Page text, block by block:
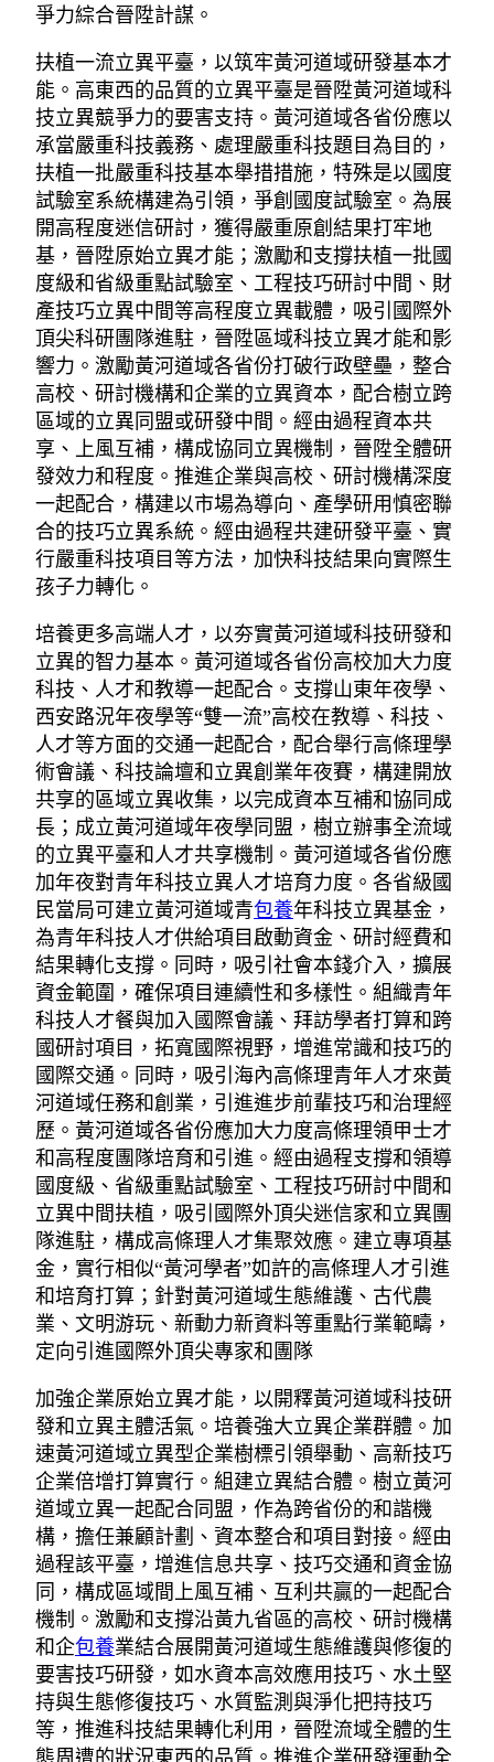
爭力綜合晉陞計謀。
扶植一流立異平臺，以筑牢黃河道域研發基本才
能。高東西的品質的立異平臺是晉陞黃河道域科
技立異競爭力的要害支持。黃河道域各省份應以
承當嚴重科技義務、處理嚴重科技題目為目的，
扶植一批嚴重科技基本舉措措施，特殊是以國度
試驗室系統構建為引領，爭創國度試驗室。為展
開高程度迷信研討，獲得嚴重原創結果打牢地
基，晉陞原始立異才能；激勵和支撐扶植一批國
度級和省級重點試驗室、工程技巧研討中間、財
產技巧立異中間等高程度立異載體，吸引國際外
頂尖科研團隊進駐，晉陞區域科技立異才能和影
響力。激勵黃河道域各省份打破行政壁壘，整合
高校、研討機構和企業的立異資本，配合樹立跨
區域的立異同盟或研發中間。經由過程資本共
享、上風互補，構成協同立異機制，晉陞全體研
發效力和程度。推進企業與高校、研討機構深度
一起配合，構建以市場為導向、產學研用慎密聯
合的技巧立異系統。經由過程共建研發平臺、實
行嚴重科技項目等方法，加快科技結果向實際生
孩子力轉化。
培養更多高端人才，以夯實黃河道域科技研發和
立異的智力基本。黃河道域各省份高校加大力度
科技、人才和教導一起配合。支撐山東年夜學、
西安路況年夜學等“雙一流”高校在教導、科技、
人才等方面的交通一起配合，配合舉行高條理學
術會議、科技論壇和立異創業年夜賽，構建開放
共享的區域立異收集，以完成資本互補和協同成
長；成立黃河道域年夜學同盟，樹立辦事全流域
的立異平臺和人才共享機制。黃河道域各省份應
加年夜對青年科技立異人才培育力度。各省級國
民當局可建立黃河道域青包養年科技立異基金，
為青年科技人才供給項目啟動資金、研討經費和
結果轉化支撐。同時，吸引社會本錢介入，擴展
資金範圍，確保項目連續性和多樣性。組織青年
科技人才餐與加入國際會議、拜訪學者打算和跨
國研討項目，拓寬國際視野，增進常識和技巧的
國際交通。同時，吸引海內高條理青年人才來黃
河道域任務和創業，引進進步前輩技巧和治理經
歷。黃河道域各省份應加大力度高條理領甲士才
和高程度團隊培育和引進。經由過程支撐和領導
國度級、省級重點試驗室、工程技巧研討中間和
立異中間扶植，吸引國際外頂尖迷信家和立異團
隊進駐，構成高條理人才集聚效應。建立專項基
金，實行相似“黃河學者”如許的高條理人才引進
和培育打算；針對黃河道域生態維護、古代農
業、文明游玩、新動力新資料等重點行業範疇，
定向引進國際外頂尖專家和團隊
加強企業原始立異才能，以開釋黃河道域科技研
發和立異主體活氣。培養強大立異企業群體。加
速黃河道域立異型企業樹標引領舉動、高新技巧
企業倍增打算實行。組建立異結合體。樹立黃河
道域立異一起配合同盟，作為跨省份的和諧機
構，擔任兼顧計劃、資本整合和項目對接。經由
過程該平臺，增進信息共享、技巧交通和資金協
同，構成區域間上風互補、互利共贏的一起配合
機制。激勵和支撐沿黃九省區的高校、研討機構
和企包養業結合展開黃河道域生態維護與修復的
要害技巧研發，如水資本高效應用技巧、水土堅
持與生態修復技巧、水質監測與淨化把持技巧
等，推進科技結果轉化利用，晉陞流域全體的生
態周遭的狀況東西的品質。推進企業研發運動全